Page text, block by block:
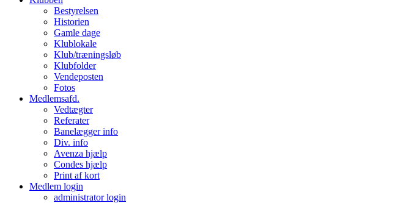
Bestyrelsen
Historien
Gamle dage
Klublokale
Klub/træningsløb
Klubfolder
Vendeposten
Fotos
Medlemsafd.
Vedtægter
Referater
Banelægger info
Div. info
Avenza hjælp
Condes hjælp
Print af kort
Medlem login
administrator login